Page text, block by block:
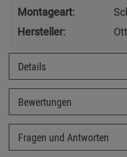
Montageart:
Hersteller:
Details
Bewertungen
Fragen und Antworten